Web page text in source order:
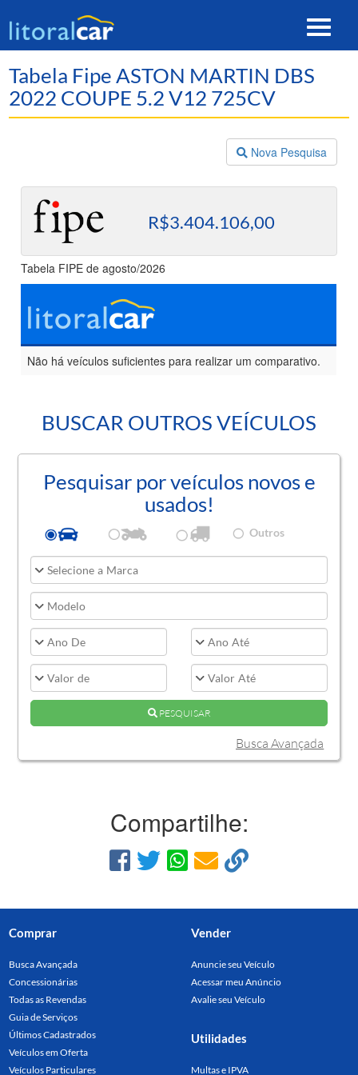
Toggle
Tabela Fipe ASTON MARTIN DBS
2022 COUPE 5.2 V12 725CV
Nova Pesquisa
R$3.404.106,00
Tabela FIPE de agosto/2026
Não há veículos suficientes para realizar um comparativo.
BUSCAR OUTROS VEÍCULOS
Pesquisar por veículos novos e
usados!
Outros
PESQUISAR
Busca Avançada
Compartilhe:
Comprar
Busca Avançada
Concessionárias
Todas as Revendas
Guia de Serviços
Últimos Cadastrados
Veículos em Oferta
Veículos Particulares
Vender
Anuncie seu Veículo
Acessar meu Anúncio
Avalie seu Veículo
Utilidades
Multas e IPVA